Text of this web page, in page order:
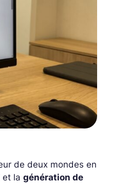
de deux mondes en
et lagénération de